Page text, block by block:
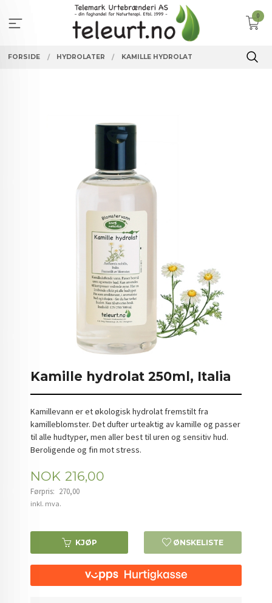
innholdet
0
FORSIDE HYDROLATER KAMILLE HYDROLAT
Kamille hydrolat 250ml, Italia
Kamillevann er et økologisk hydrolat fremstilt fra
kamilleblomster. Det dufter urteaktig av kamille og passer
til alle hudtyper, men aller best til uren og sensitiv hud.
Beroligende og fin mot stress.
Tilbud
NOK 216,00
Førpris: 270,00
Rabatt
inkl. mva.
KJØP ØNSKELISTE